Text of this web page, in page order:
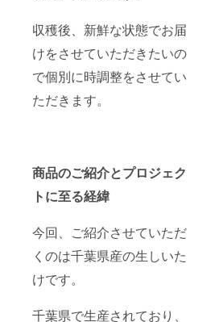
収穫後、新鮮な状態でお届
けをさせていただきたいの
で個別に時調整をさせてい
ただきます。
商品のご紹介とプロジェク
トに至る経緯
今回、ご紹介させていただ
くのは千葉県産の生しいた
けです。
千葉県で生産されており、